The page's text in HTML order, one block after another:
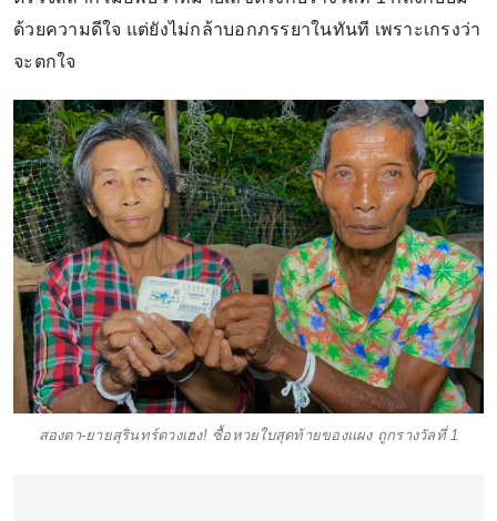
ด้วยความดีใจ แต่ยังไม่กล้าบอกภรรยาในทันที เพราะเกรงว่า
จะตกใจ
สองตา-ยายสุรินทร์ดวงเฮง! ซื้อหวยใบสุดท้ายของแผง ถูกรางวัลที่ 1